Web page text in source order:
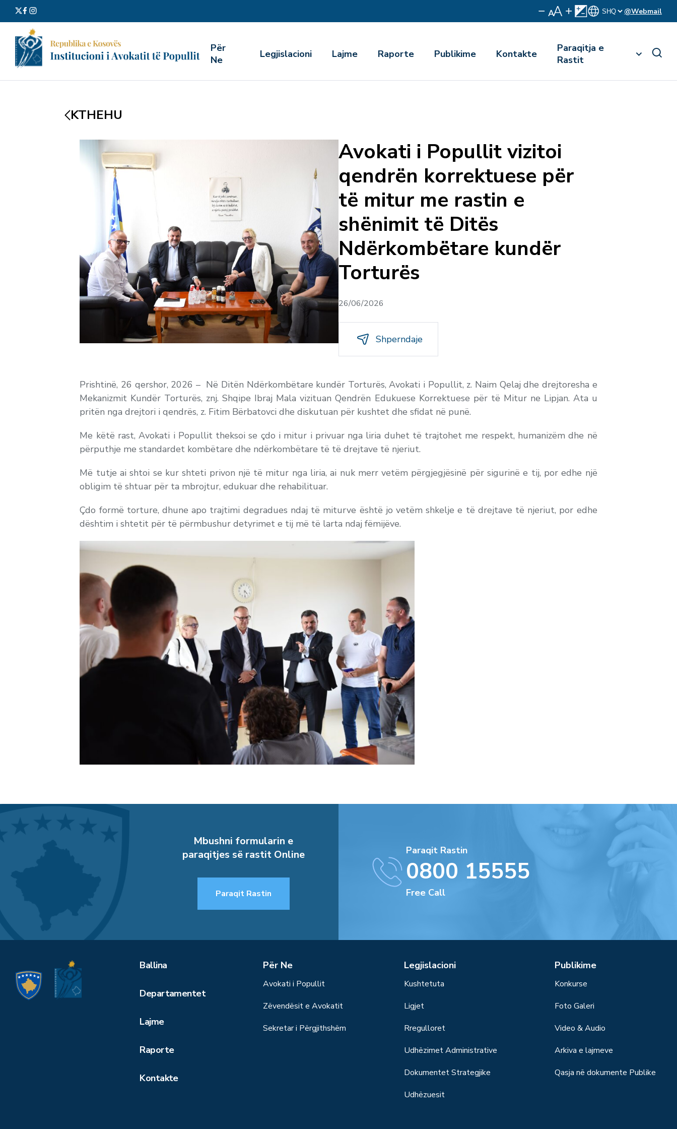
@Webmail
Për
Ne
Legjislacioni Lajme Raporte Publikime Kontakte
Paraqitja e
Rastit
KTHEHU
Avokati i Popullit vizitoi
qendrën korrektuese për
të mitur me rastin e
shënimit të Ditës
Ndërkombëtare kundër
Torturës
26/06/2026
Shperndaje
Prishtinë, 26 qershor, 2026 – Në Ditën Ndërkombëtare kundër Torturës, Avokati i Popullit, z. Naim Qelaj dhe drejtoresha e
Mekanizmit Kundër Torturës, znj. Shqipe Ibraj Mala vizituan Qendrën Edukuese Korrektuese për të Mitur ne Lipjan. Ata u
pritën nga drejtori i qendrës, z. Fitim Bërbatovci dhe diskutuan për kushtet dhe sfidat në punë.
Me këtë rast, Avokati i Popullit theksoi se çdo i mitur i privuar nga liria duhet të trajtohet me respekt, humanizëm dhe në
përputhje me standardet kombëtare dhe ndërkombëtare të të drejtave të njeriut.
Më tutje ai shtoi se kur shteti privon një të mitur nga liria, ai nuk merr vetëm përgjegjësinë për sigurinë e tij, por edhe një
obligim të shtuar për ta mbrojtur, edukuar dhe rehabilituar.
Çdo formë torture, dhune apo trajtimi degradues ndaj të miturve është jo vetëm shkelje e të drejtave të njeriut, por edhe
dështim i shtetit për të përmbushur detyrimet e tij më të larta ndaj fëmijëve.
Mbushni formularin e
paraqitjes së rastit Online
Paraqit Rastin
Paraqit Rastin
0800 15555
Free Call
Ballina
Departamentet
Lajme
Raporte
Kontakte
Për Ne
Avokati i Popullit
Zëvendësit e Avokatit
Sekretar i Përgjithshëm
Legjislacioni
Kushtetuta
Ligjet
Rregulloret
Udhëzimet Administrative
Dokumentet Strategjike
Udhëzuesit
Publikime
Konkurse
Foto Galeri
Video & Audio
Arkiva e lajmeve
Qasja në dokumente Publike